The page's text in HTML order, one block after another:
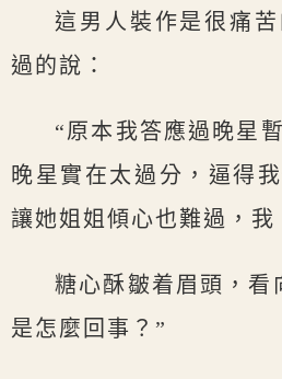
這男人裝作是很痛
過的說：
“原本我答應過晚星
晚星實在太過分，逼得
讓她姐姐傾心也難過，我
糖心酥皺着眉頭，看
是怎麼回事？”